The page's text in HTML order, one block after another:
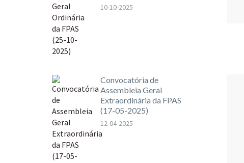
10-10-2025
Convocatória de
Assembleia Geral
Extraordinária da FPAS
(17-05-2025)
12-04-2025